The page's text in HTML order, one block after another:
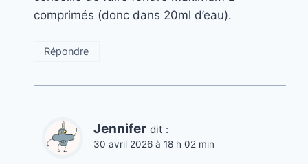
comprimés (donc dans 20ml d’eau).
Répondre
Jennifer dit :
30 avril 2026 à 18 h 02 min